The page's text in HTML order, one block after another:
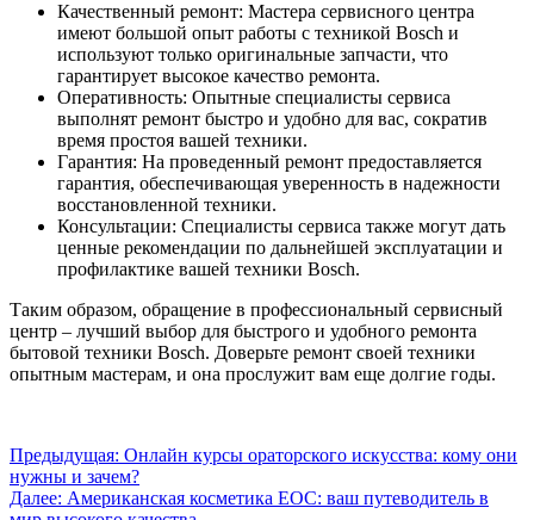
Качественный ремонт: Мастера сервисного центра
имеют большой опыт работы с техникой Bosch и
используют только оригинальные запчасти, что
гарантирует высокое качество ремонта.
Оперативность: Опытные специалисты сервиса
выполнят ремонт быстро и удобно для вас, сократив
время простоя вашей техники.
Гарантия: На проведенный ремонт предоставляется
гарантия, обеспечивающая уверенность в надежности
восстановленной техники.
Консультации: Специалисты сервиса также могут дать
ценные рекомендации по дальнейшей эксплуатации и
профилактике вашей техники Bosch.
Таким образом, обращение в профессиональный сервисный
центр – лучший выбор для быстрого и удобного ремонта
бытовой техники Bosch. Доверьте ремонт своей техники
опытным мастерам, и она прослужит вам еще долгие годы.
Навигация
по
Предыдущая: Онлайн курсы ораторского искусства: кому они
нужны и зачем?
Далее: Американская косметика EOC: ваш путеводитель в